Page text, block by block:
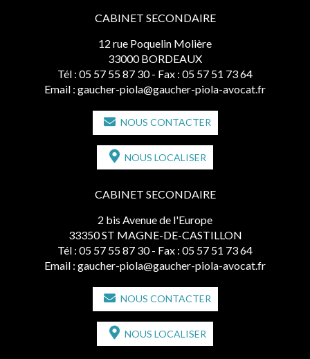
CABINET SECONDAIRE
12 rue Poquelin Molière
33000 BORDEAUX
Tél : 05 57 55 87 30 - Fax : 05 57 51 73 64
Email : gaucher-piola@gaucher-piola-avocat.fr
NOUS CONTACTER
NOUS LOCALISER
CABINET SECONDAIRE
2 bis Avenue de l'Europe
33350 ST MAGNE-DE-CASTILLON
Tél : 05 57 55 87 30 - Fax : 05 57 51 73 64
Email : gaucher-piola@gaucher-piola-avocat.fr
NOUS CONTACTER
NOUS LOCALISER